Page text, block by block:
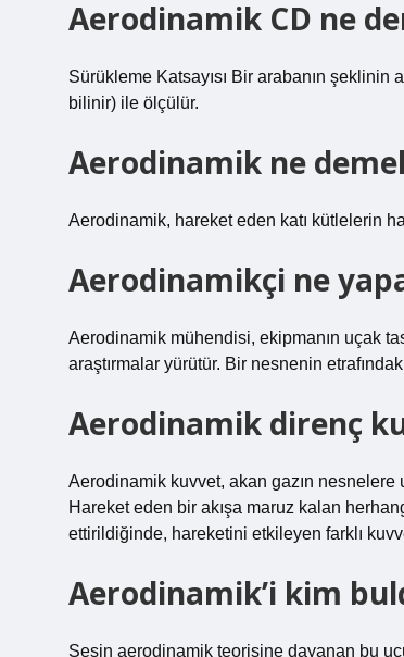
Aerodinamik CD ne
Sürükleme Katsayısı Bir arabanın
bilinir) ile ölçülür.
Aerodinamik ne
Aerodinamik, hareket eden katı kütlelerin
Aerodinamikçi ne
Aerodinamik mühendisi, ekipmanın uçak
araştırmalar yürütür. Bir nesnenin
Aerodinamik direnç
Aerodinamik kuvvet, akan gazın
Hareket eden bir akışa maruz kalan
ettirildiğinde, hareketini etkileyen farklı
Aerodinamik’i kim
Sesin aerodinamik teorisine dayanan bu